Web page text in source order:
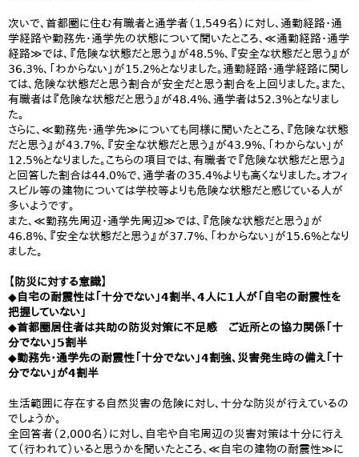
次いで、首都圏に住む有職者と通学者（1,549名）に対し、通勤経路・通
学経路や勤務先・通学先の状態について聞いたところ、≪通勤経路・通学
経路≫では、『危険な状態だと思う』が48.5%、『安全な状態だと思う』が
36.3%、「わからない」が15.2%となりました。通勤経路・通学経路に関し
ては、危険な状態だと思う割合が安全だと思う割合を上回りました。また、
有職者は『危険な状態だと思う』が48.4%、通学者は52.3%となりまし
た。
さらに、≪勤務先・通学先≫についても同様に聞いたところ、『危険な状態
だと思う』が43.7%、『安全な状態だと思う』が43.9%、「わからない」が
12.5%となりました。こちらの項目では、有職者で『危険な状態だと思う』
と回答した割合は44.0%で、通学者の35.4%よりも高くなりました。オフィ
スビル等の建物については学校等よりも危険な状態だと感じている人が
多いようです。
また、≪勤務先周辺・通学先周辺≫では、『危険な状態だと思う』が
46.8%、『安全な状態だと思う』が37.7%、「わからない」が15.6%となり
ました。
【防災に対する意識】
◆自宅の耐震性は「十分でない」4割半、4人に1人が「自宅の耐震性を
把握していない」
◆首都圏居住者は共助の防災対策に不足感 ご近所との協力関係「十
分でない」5割半
◆勤務先・通学先の耐震性「十分でない」4割強、災害発生時の備え「十
分でない」が4割半
生活範囲に存在する自然災害の危険に対し、十分な防災が行えているの
でしょうか。
全回答者（2,000名）に対し、自宅や自宅周辺の災害対策は十分に行え
て（行われて）いると思うかを聞いたところ、≪自宅の建物の耐震性≫に